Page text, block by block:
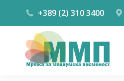
+389 (2) 310 3400